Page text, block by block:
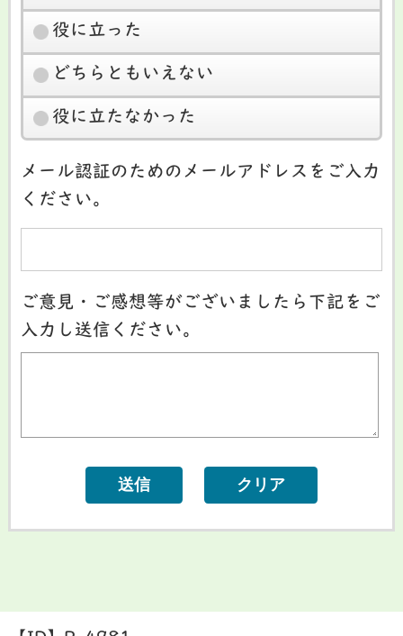
役に立った
どちらともいえない
役に立たなかった
メール認証のためのメールアドレスをご入力
ください。
ご意見・ご感想等がございましたら下記をご
入力し送信ください。